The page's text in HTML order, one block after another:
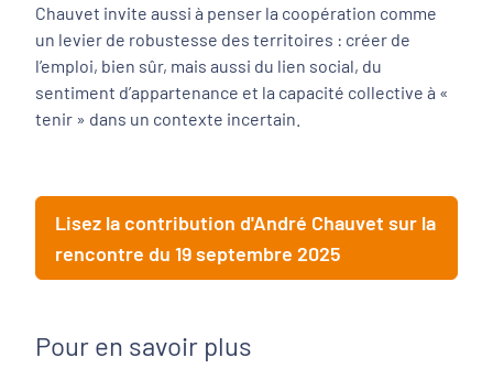
Chauvet invite aussi à penser la coopération comme
un levier de robustesse des territoires : créer de
l’emploi, bien sûr, mais aussi du lien social, du
sentiment d’appartenance et la capacité collective à «
tenir » dans un contexte incertain.
Lisez la contribution d'André Chauvet sur la
rencontre du 19 septembre 2025
Pour en savoir plus